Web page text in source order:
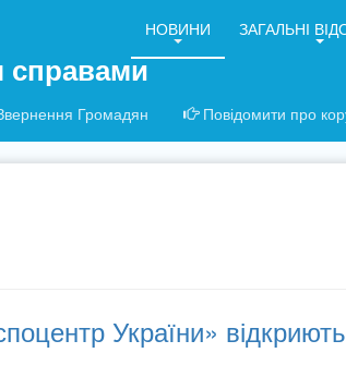
справами
Громадян Повідомити про
НОВИНИ ЗАГАЛЬНІ
України»